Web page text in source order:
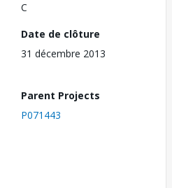
C
Date de clôture
31 décembre 2013
Parent Projects
P071443